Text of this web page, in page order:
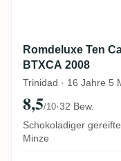
Romdeluxe Ten
BTXCA 2008
Trinidad · 16 Jahre 5
8,5/10·32 Bew.
Schokoladiger
Minze